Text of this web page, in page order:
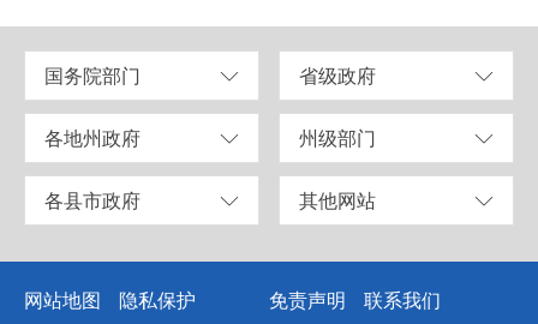
国务院部门 省级政府
各地州政府 州级部门
各县市政府 其他网站
网站地图 隐私保护 免责声明 联系我们